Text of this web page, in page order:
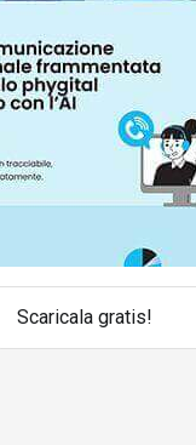
Scaricala gratis!